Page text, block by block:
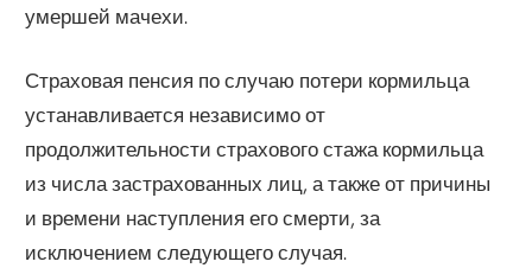
умершей мачехи.
Страховая пенсия по случаю потери кормильца
устанавливается независимо от
продолжительности страхового стажа кормильца
из числа застрахованных лиц, а также от причины
и времени наступления его смерти, за
исключением следующего случая.